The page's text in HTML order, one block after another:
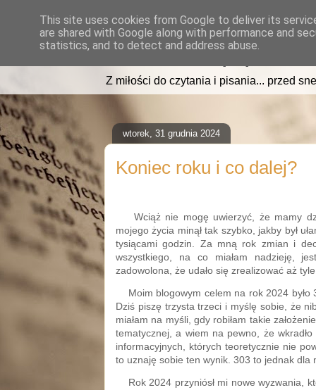
read2sleep.pl
Z miłości do czytania i pisania... przed
wtorek, 31 grudnia 2024
Koniec roku i co dalej?
Wciąż nie mogę uwierzyć, że mamy
mojego życia minął tak szybko, jakby był
tysiącami godzin. Za mną rok zmian i
wszystkiego, na co miałam nadzieję,
zadowolona, że udało się zrealizować aż
Moim blogowym celem na rok 2024
Dziś piszę trzysta trzeci i myślę sobie, że
miałam na myśli, gdy robiłam takie
tematycznej, a wiem na pewno, że
informacyjnych, których teoretycznie nie
to uznaję sobie ten wynik. 303 to jednak dla
Rok 2024 przyniósł mi nowe wyzwania,
This site uses cookies from Google to deliver its
are shared with Google along with performance and
statistics, and to detect and address abuse.